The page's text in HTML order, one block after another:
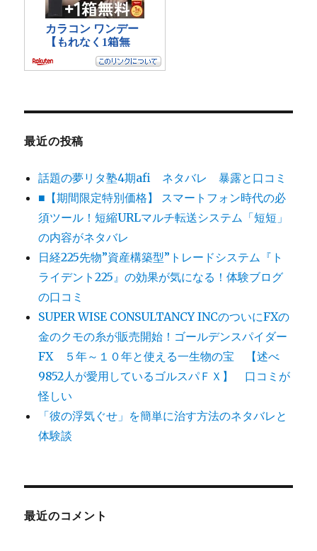
最近の投稿
話題の夢リタ塾4期afi ネタバレ 暴露と口コミ
■【期間限定特別価格】 スマートフォン時代の必
須ツール！短縮URLマルチ転送システム「短短」
の内容がネタバレ
日経225先物”資産構築型”トレードシステム『ト
ライデント225』の効果が気になる！体験ブログ
の口コミ
SUPER WISE CONSULTANCY INCのついにFXの
金のクモの糸が販売開始！ゴールデンスパイダー
FX ５年～１０年と使える一生物の宝 【述べ
9852人が愛用しているゴルスパＦＸ】 口コミが
怪しい
「彼の浮気ぐせ」を簡単に治す方法のネタバレと
体験談
最近のコメント